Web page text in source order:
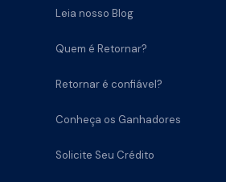
Leia nosso Blog
Quem é Retornar?
Retornar é confiável?
Conheça os Ganhadores
Solicite Seu Crédito